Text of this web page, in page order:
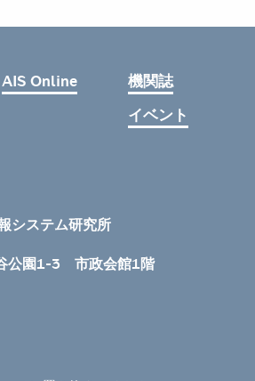
AIS Online
機関誌
イベント
システム研究所
公園1-3 市政会館1階